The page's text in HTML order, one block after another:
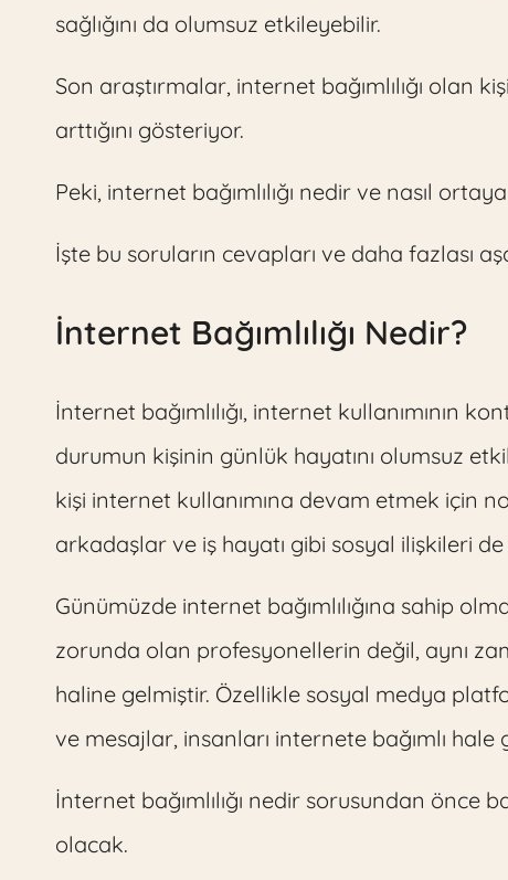
sağlığını da olumsuz etkileyebilir.
Son araştırmalar, internet bağımlılığı olan
arttığını gösteriyor.
Peki, internet bağımlılığı nedir ve nasıl
İşte bu soruların cevapları ve daha fazlası
İnternet Bağımlılığı Nedir?
İnternet bağımlılığı, internet kullanımının
durumun kişinin günlük hayatını olumsuz
kişi internet kullanımına devam etmek için
arkadaşlar ve iş hayatı gibi sosyal ilişkileri
Günümüzde internet bağımlılığına sahip
zorunda olan profesyonellerin değil, aynı
haline gelmiştir. Özellikle sosyal medya
ve mesajlar, insanları internete bağımlı
İnternet bağımlılığı nedir sorusundan önce
olacak.